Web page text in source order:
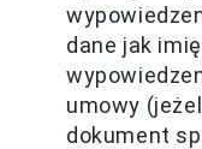
dane jak
umowy
dokument